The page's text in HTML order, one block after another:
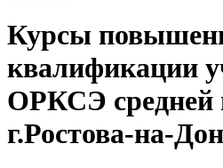
Курсы
квалификации
ОРКСЭ
г.Ростова-на-